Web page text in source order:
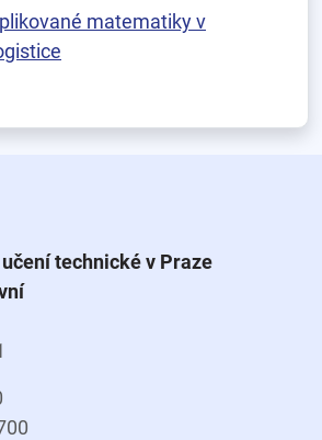
matematiky v
technické v Praze